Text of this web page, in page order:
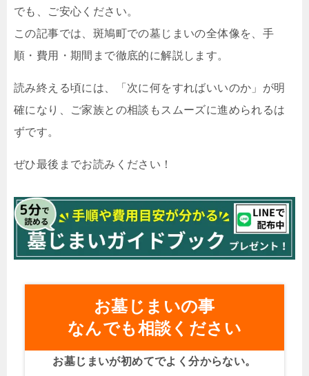
でも、ご安心ください。
この記事では、斑鳩町での墓じまいの全体像を、手
順・費用・期間まで徹底的に解説します。
読み終える頃には、「次に何をすればいいのか」が明
確になり、ご家族との相談もスムーズに進められるは
ずです。
ぜひ最後までお読みください！
お墓じまいの事
なんでも相談ください
お墓じまいが初めてでよく分からない。